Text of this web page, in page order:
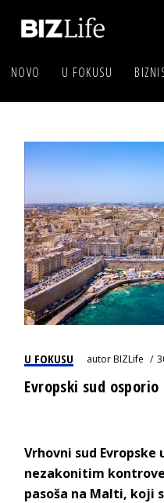
NOVO U FOKUSU
U FOKUSU autorBIZLife
Evropski sud
Vrhovni sud
nezakonitim
pasoša na Malti, koji